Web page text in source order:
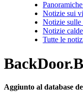
Notizie sui
Notizie sulle
Notizie
Tutte le
Aggiunto al database